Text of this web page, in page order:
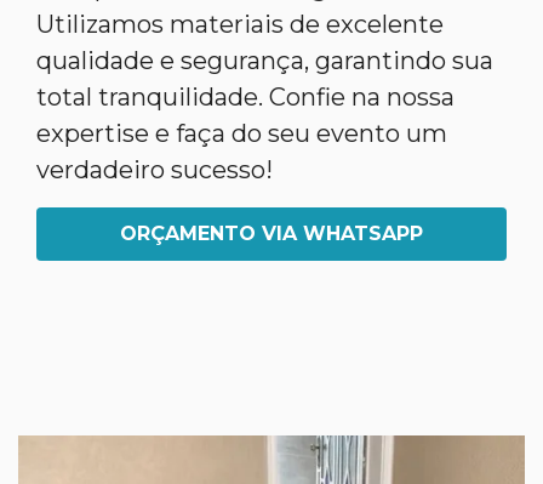
Utilizamos materiais de excelente
qualidade e segurança, garantindo sua
total tranquilidade. Confie na nossa
expertise e faça do seu evento um
verdadeiro sucesso!
ORÇAMENTO VIA WHATSAPP